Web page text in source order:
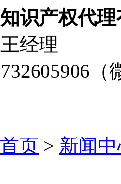
识产权代
经理
（
首页 > 新闻